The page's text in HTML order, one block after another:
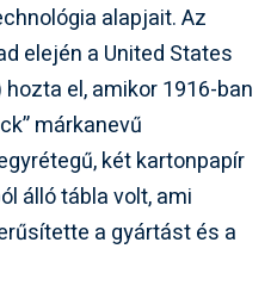
alapjait. Az
elején a United States
el, amikor 1916-ban
márkanevű
két kartonpapír
álló tábla volt, ami
a gyártást és a